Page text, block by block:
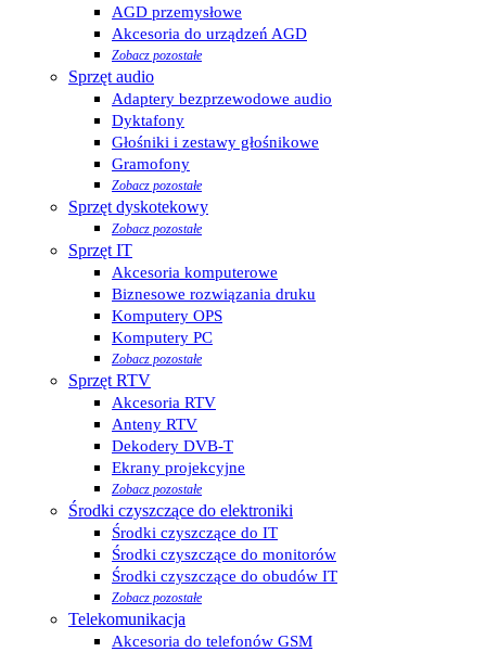
AGD przemysłowe
Akcesoria do urządzeń AGD
Zobacz pozostałe
Sprzęt audio
Adaptery bezprzewodowe audio
Dyktafony
Głośniki i zestawy głośnikowe
Gramofony
Zobacz pozostałe
Sprzęt dyskotekowy
Zobacz pozostałe
Sprzęt IT
Akcesoria komputerowe
Biznesowe rozwiązania druku
Komputery OPS
Komputery PC
Zobacz pozostałe
Sprzęt RTV
Akcesoria RTV
Anteny RTV
Dekodery DVB-T
Ekrany projekcyjne
Zobacz pozostałe
Środki czyszczące do elektroniki
Środki czyszczące do IT
Środki czyszczące do monitorów
Środki czyszczące do obudów IT
Zobacz pozostałe
Telekomunikacja
Akcesoria do telefonów GSM